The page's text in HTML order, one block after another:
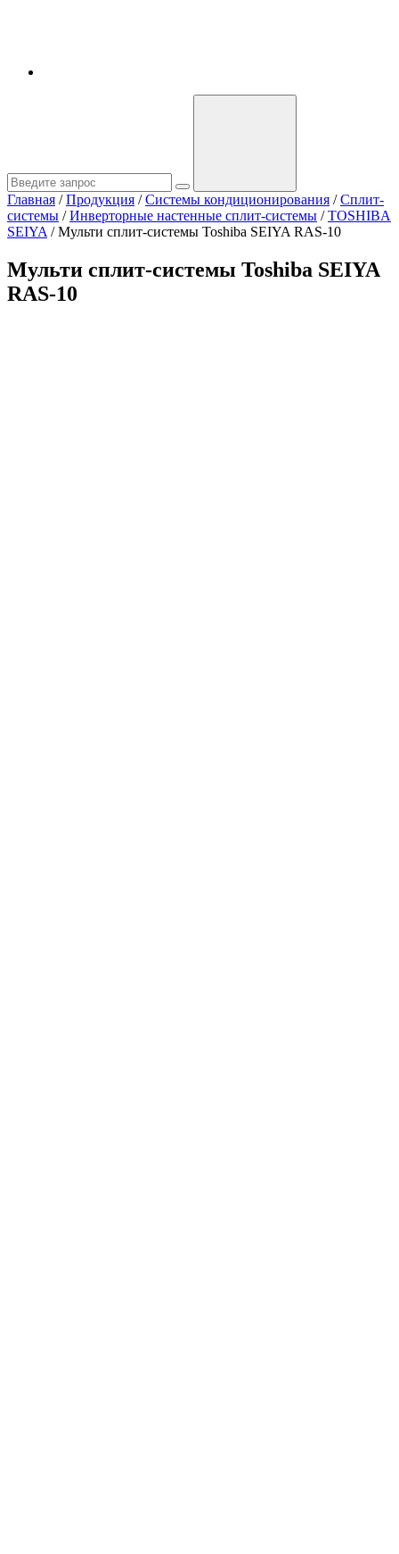
Главная / Продукция / Системы кондиционирования / Сплит-
системы / Инверторные настенные сплит-системы / TOSHIBA
SEIYA /Мульти сплит-системы Toshiba SEIYA RAS-10
Мульти сплит-системы Toshiba SEIYA
RAS-10